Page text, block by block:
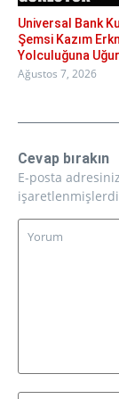
Universal Bank
Şemsi Kazım
Yolculuğuna
Ağustos 7, 2026
Cevap bırakın
E-posta